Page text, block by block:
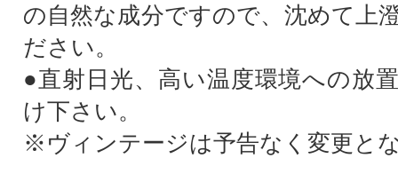
の自然な成分ですので、沈めて上
ださい。
●直射日光、高い温度環境への放
け下さい。
※ヴィンテージは予告なく変更と